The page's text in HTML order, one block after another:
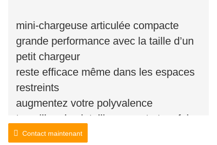
mini-chargeuse articulée compacte
grande performance avec la taille d’un
petit chargeur
reste efficace même dans les espaces
restreints
augmentez votre polyvalence
travailler plus intelligemment et en faire
plus
Contact maintenant